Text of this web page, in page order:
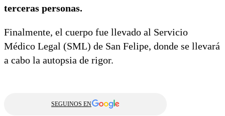
terceras personas.
Finalmente, el cuerpo fue llevado al Servicio
Médico Legal (SML) de San Felipe, donde se llevará
a cabo la autopsia de rigor.
SEGUINOS EN